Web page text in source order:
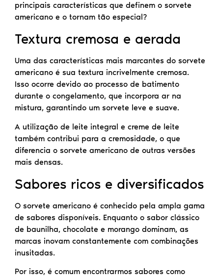
principais características que definem o sorvete
americano e o tornam tão especial?
Textura cremosa e aerada
Uma das características mais marcantes do sorvete
americano é sua textura incrivelmente cremosa.
Isso ocorre devido ao processo de batimento
durante o congelamento, que incorpora ar na
mistura, garantindo um sorvete leve e suave.
A utilização de leite integral e creme de leite
também contribui para a cremosidade, o que
diferencia o sorvete americano de outras versões
mais densas.
Sabores ricos e diversificados
O sorvete americano é conhecido pela ampla gama
de sabores disponíveis. Enquanto o sabor clássico
de baunilha, chocolate e morango dominam, as
marcas inovam constantemente com combinações
inusitadas.
Por isso, é comum encontrarmos sabores como